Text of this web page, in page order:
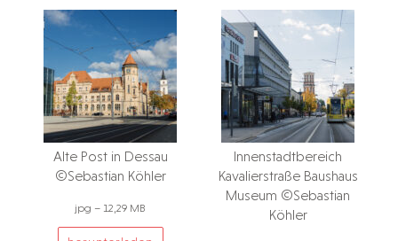
Alte Post in Dessau
©Sebastian Köhler
jpg – 12,29 MB
Innenstadtbereich
Kavalierstraße Baushaus
Museum ©Sebastian
Köhler